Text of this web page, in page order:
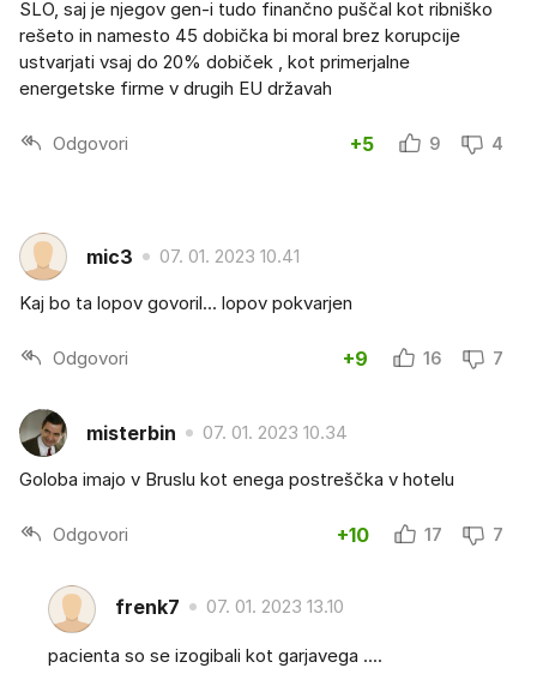
SLO, saj je njegov gen-i tudo finančno puščal kot ribniško
rešeto in namesto 45 dobička bi moral brez korupcije
ustvarjati vsaj do 20% dobiček , kot primerjalne
energetske firme v drugih EU državah
Odgovori +5 9 4
mic3 07. 01. 2023 10.41
Kaj bo ta lopov govoril... lopov pokvarjen
Odgovori +9 16 7
misterbin 07. 01. 2023 10.34
Goloba imajo v Bruslu kot enega postreščka v hotelu
Odgovori +10 17 7
frenk7 07. 01. 2023 13.10
pacienta so se izogibali kot garjavega ....